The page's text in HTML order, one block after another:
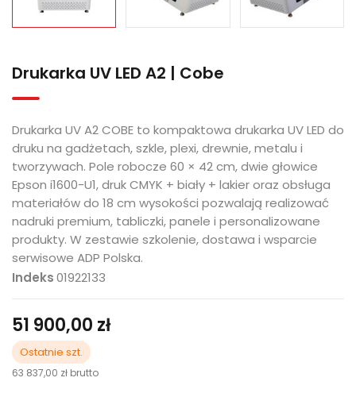
Drukarka UV LED A2 | Cobe
Drukarka UV A2 COBE to kompaktowa drukarka UV LED do
druku na gadżetach, szkle, plexi, drewnie, metalu i
tworzywach. Pole robocze 60 × 42 cm, dwie głowice
Epson i1600-U1, druk CMYK + biały + lakier oraz obsługa
materiałów do 18 cm wysokości pozwalają realizować
nadruki premium, tabliczki, panele i personalizowane
produkty. W zestawie szkolenie, dostawa i wsparcie
serwisowe ADP Polska.
Indeks01922133
51 900,00 zł
Ostatnie szt.
63 837,00 zł brutto